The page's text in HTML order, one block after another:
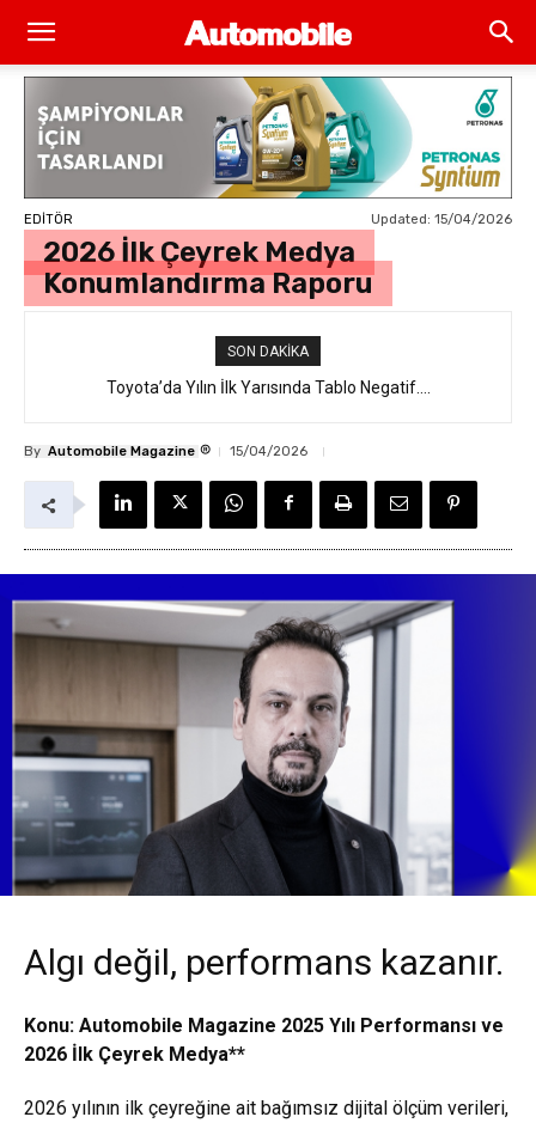
EDİTÖR Updated: 15/04/2026
2026 İlk Çeyrek Medya
Konumlandırma Raporu
SON DAKIKA
Toyota’da Yılın İlk Yarısında Tablo Negatif….
By Automobile Magazine ® 15/04/2026
Algı değil, performans kazanır.
Konu: Automobile Magazine 2025 Yılı Performansı ve
2026 İlk Çeyrek Medya**
2026 yılının ilk çeyreğine ait bağımsız dijital ölçüm verileri,